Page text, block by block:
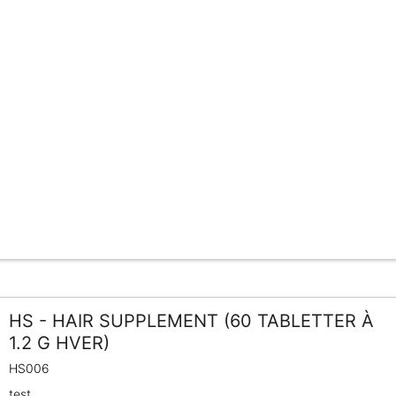
HS - HAIR SUPPLEMENT (60 TABLETTER À
1.2 G HVER)
HS006